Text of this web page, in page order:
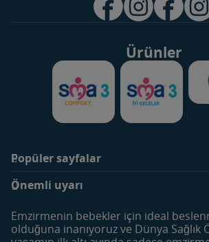
Ürünler
Popüler sayfalar
SMA Optipro 3
SMA Comfort 3
SMA İyi Geceler 3
Devam Sütleri
Çocuk
Önemli uyarı
Emzirmenin bebekler için ideal
olduğuna inanıyoruz ve Dünya Sağlık